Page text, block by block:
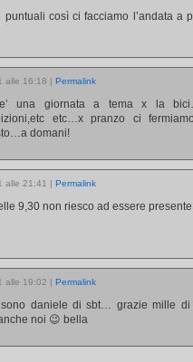
puntuali così ci facciamo l’andata a
alle 16:18 | Permalink
una giornata a tema x la
etc…x pranzo ci
domani!
alle 21:41 | Permalink
9,30 non riesco ad essere
alle 19:02 | Permalink
daniele di sbt… grazie mille
noi 😉 bella